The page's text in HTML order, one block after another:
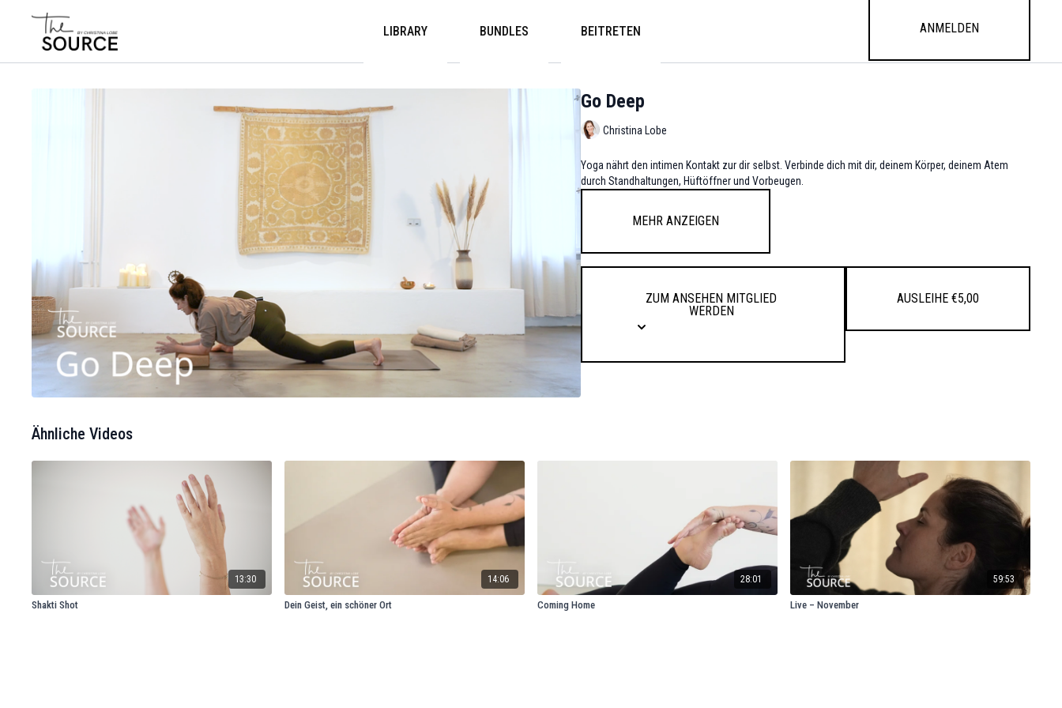
LIBRARY BUNDLES BEITRETEN Anmelden
Go Deep
Christina Lobe
Yoga nährt den intimen Kontakt zur dir selbst. Verbinde dich mit dir, deinem Körper, deinem Atem
durch Standhaltungen, Hüftöffner und Vorbeugen.
Mehr anzeigen
Zum Ansehen Mitglied
werden
Ausleihe €5,00
Ähnliche Videos
13:30
Shakti Shot
14:06
Dein Geist, ein schöner Ort
28:01
Coming Home
59:53
Live – November